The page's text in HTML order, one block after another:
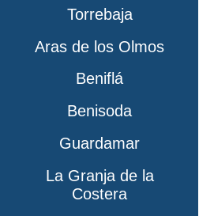
Torrebaja
Aras de los Olmos
Beniflá
Benisoda
Guardamar
La Granja de la
Costera